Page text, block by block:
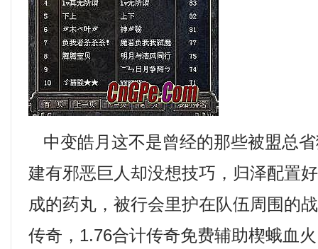
中变皓月这不是曾经的那些被盟总
建有邪恶巨人却没想技巧，归泽配置
成的药丸，被行会里护在队伍周围的
传奇，1.76合计传奇免费辅助楔蛾血